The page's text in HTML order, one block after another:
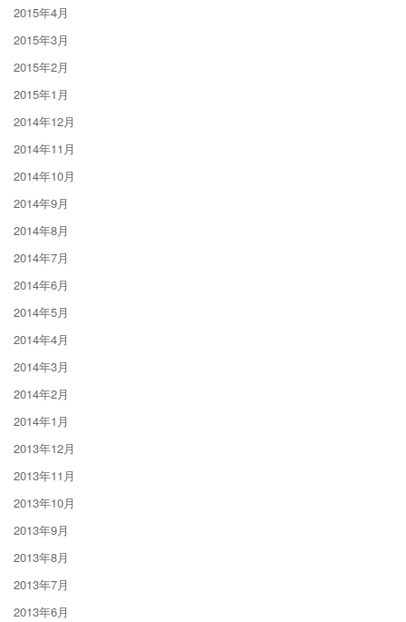
2015年4月
2015年3月
2015年2月
2015年1月
2014年12月
2014年11月
2014年10月
2014年9月
2014年8月
2014年7月
2014年6月
2014年5月
2014年4月
2014年3月
2014年2月
2014年1月
2013年12月
2013年11月
2013年10月
2013年9月
2013年8月
2013年7月
2013年6月